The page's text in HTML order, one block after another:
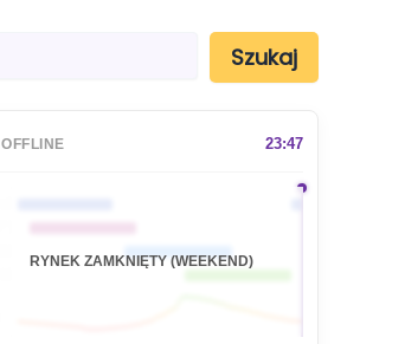
Szukaj
OFFLINE 23:47
RYNEK ZAMKNIĘTY (WEEKEND)